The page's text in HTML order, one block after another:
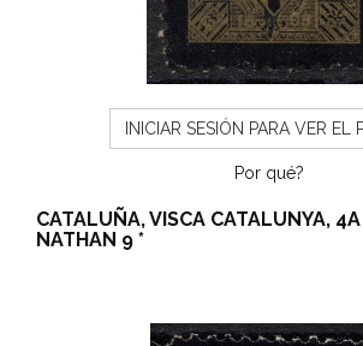
INICIAR SESIÓN PARA VER EL
Por qué?
CATALUÑA, VISCA CATALUNYA, 4A
NATHAN 9 *